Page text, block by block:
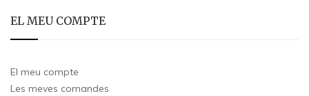
EL MEU COMPTE
El meu compte
Les meves comandes